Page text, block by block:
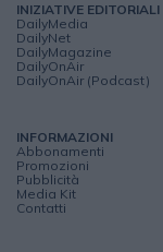
INIZIATIVE EDITORIALI
DailyMedia
DailyNet
DailyMagazine
DailyOnAir
DailyOnAir (Podcast)
INFORMAZIONI
Abbonamenti
Promozioni
Pubblicità
Media Kit
Contatti